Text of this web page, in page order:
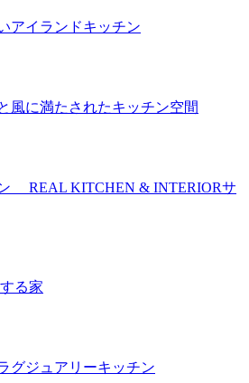
アイランドキッチン
風に満たされたキッチン空間
REAL KITCHEN & INTERIORサ
る家
グジュアリーキッチン